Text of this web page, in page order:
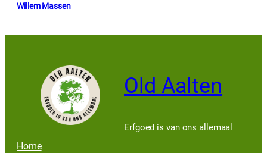
Willem Massen
Old Aalten
Erfgoed is van ons allemaal
Home